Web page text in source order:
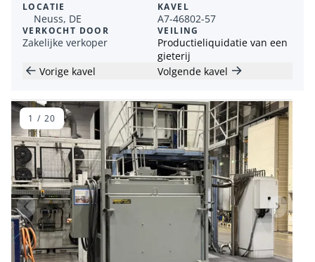
LOCATIE
Neuss, DE
VERKOCHT DOOR
Zakelijke verkoper
KAVEL
A7-46802-57
VEILING
Productieliquidatie van een
gieterij
Vorige kavel
Volgende kavel
Vorig item
1 / 20